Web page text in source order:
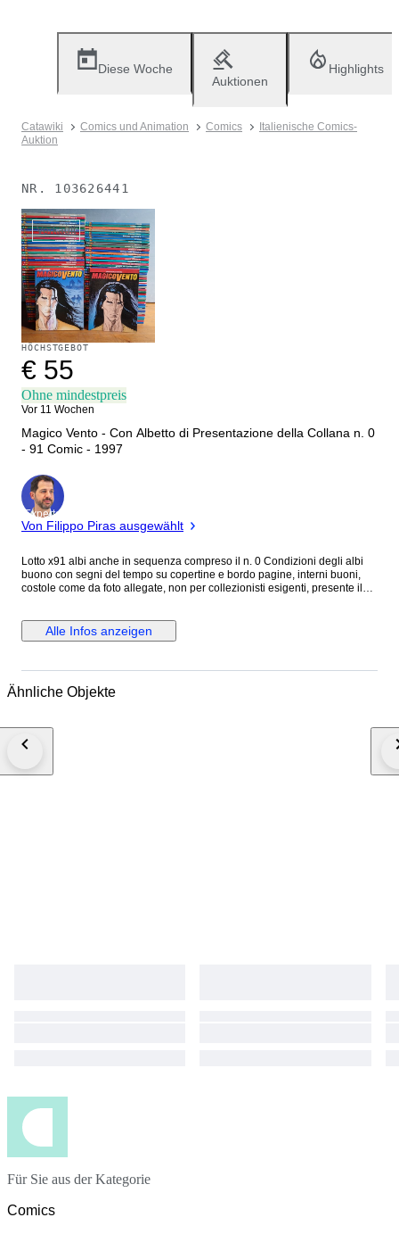
Diese Woche
Auktionen
Highlights
Catawiki Comics und Animation Comics
Italienische Comics-
Auktion
NR. 103626441
Verkauft
HÖCHSTGEBOT
€ 55
Ohne mindestpreis
Vor 11 Wochen
Magico Vento - Con Albetto di Presentazione della Collana n. 0
- 91 Comic - 1997
Experte
Von Filippo Piras ausgewählt
Lotto x91 albi anche in sequenza compreso il n. 0 Condizioni degli albi
buono con segni del tempo su copertine e bordo pagine, interni buoni,
costole come da foto allegate, non per collezionisti esigenti, presente il
protagonista di due omonime serie a fumetti di genere western/horror
pubblicate in Italia dalla Sergio Bonelli Editore.
Alle Infos anzeigen
Ähnliche Objekte
Für Sie aus der Kategorie
Comics